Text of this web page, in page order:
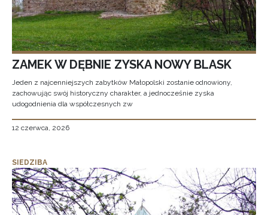
ZAMEK W DĘBNIE ZYSKA NOWY BLASK
Jeden z najcenniejszych zabytków Małopolski zostanie odnowiony,
zachowując swój historyczny charakter, a jednocześnie zyska
udogodnienia dla współczesnych zw
12 czerwca, 2026
SIEDZIBA